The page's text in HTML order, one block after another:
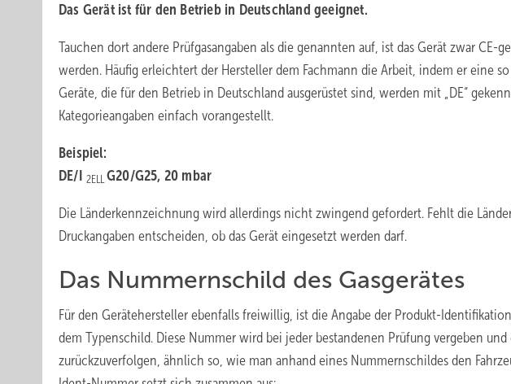
Das Gerät ist für den Betrieb in Deutschland geeignet.
Tauchen dort andere Prüfgasangaben als die genannten auf, ist das Gerät zwar
werden. Häufig erleichtert der Hersteller dem Fachmann die Arbeit, indem er eine
Geräte, die für den Betrieb in Deutschland ausgerüstet sind, werden mit „DE“
Kategorieangaben einfach vorangestellt.
Beispiel:
DE/I
2ELLG20/G25, 20 mbar
Die Länderkennzeichnung wird allerdings nicht zwingend gefordert. Fehlt die
Druckangaben entscheiden, ob das Gerät eingesetzt werden darf.
Das Nummernschild des Gasgerätes
Für den Gerätehersteller ebenfalls freiwillig, ist die Angabe der Produkt-
dem Typenschild. Diese Nummer wird bei jeder bestandenen Prüfung vergeben
zurückzuverfolgen, ähnlich so, wie man anhand eines Nummernschildes den